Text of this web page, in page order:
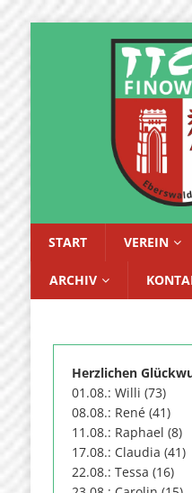
START VEREIN
ARCHIV
Herzlichen
01.08.: Willi (73)
08.08.: René (41)
11.08.: Raphael (8)
17.08.: Claudia (41)
22.08.: Tessa (16)